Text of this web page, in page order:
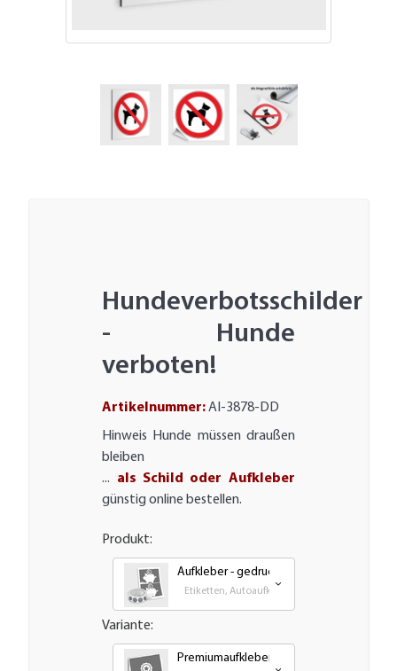
Hundeverbotsschilder
- Hunde
verboten!
Artikelnummer:AI-3878-DD
Hinweis Hunde müssen draußen
bleiben
... als Schild oder Aufkleber
günstig online bestellen.
Produkt:
Aufkleber - gedruckt
Etiketten, Autoaufkleber, Transfer und
Variante:
Premiumaufkleber - wetterfest, UV-